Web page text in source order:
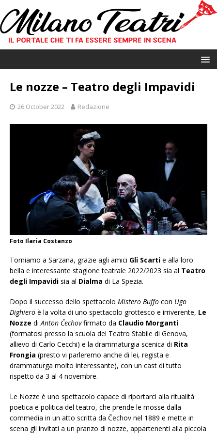
Le nozze – Teatro degli Impavidi
26 October 2022 Redazione
Foto Ilaria Costanzo
Torniamo a Sarzana, grazie agli amici Gli Scarti e alla loro
bella e interessante stagione teatrale 2022/2023 sia al Teatro
degli Impavidi sia al Dialma di La Spezia.
Dopo il successo dello spettacolo Mistero Buffo con Ugo
Dighiero è la volta di uno spettacolo grottesco e irriverente, Le
Nozze diAnton Čechovfirmato da Claudio Morganti
(formatosi presso la scuola del Teatro Stabile di Genova,
allievo di Carlo Cecchi) e la drammaturgia scenica di Rita
Frongia (presto vi parleremo anche di lei, regista e
drammaturga molto interessante), con un cast di tutto
rispetto da 3 al 4 novembre.
Le Nozze è uno spettacolo capace di riportarci alla ritualità
poetica e politica del teatro, che prende le mosse dalla
commedia in un atto scritta da Čechov nel 1889 e mette in
scena gli invitati a un pranzo di nozze, appartenenti alla piccola